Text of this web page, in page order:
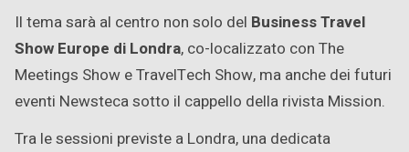
Il tema sarà al centro non solo del Business Travel
Show Europe di Londra, co-localizzato con The
Meetings Show e TravelTech Show, ma anche dei futuri
eventi Newsteca sotto il cappello della rivista Mission.
Tra le sessioni previste a Londra, una dedicata